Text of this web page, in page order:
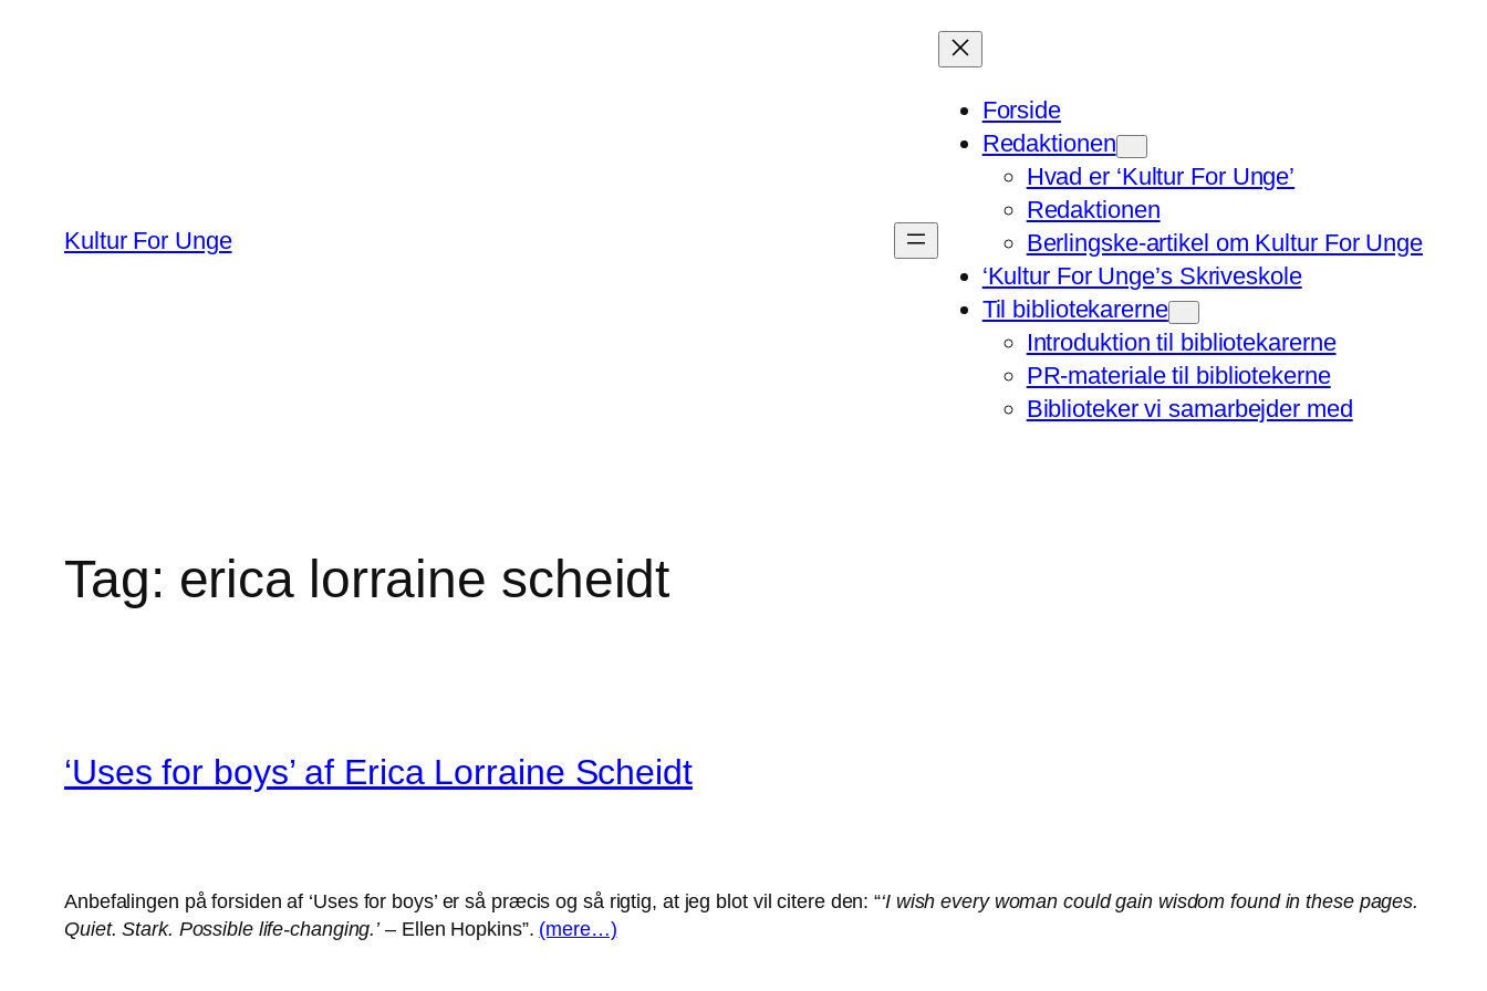
Kultur For Unge
Forside
Redaktionen
Hvad er ‘Kultur For Unge’
Redaktionen
Berlingske-artikel om Kultur For Unge
‘Kultur For Unge’s Skriveskole
Til bibliotekarerne
Introduktion til bibliotekarerne
PR-materiale til bibliotekerne
Biblioteker vi samarbejder med
Tag: erica lorraine scheidt
‘Uses for boys’ af Erica Lorraine Scheidt
Anbefalingen på forsiden af ‘Uses for boys’ er så præcis og så rigtig, at jeg blot vil citere den: “‘I wish every woman could gain wisdom found in these pages.
Quiet. Stark. Possible life-changing.’– Ellen Hopkins”. (mere…)